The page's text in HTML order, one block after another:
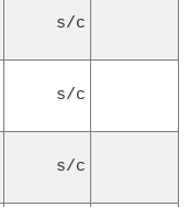
s/c
s/c
s/c